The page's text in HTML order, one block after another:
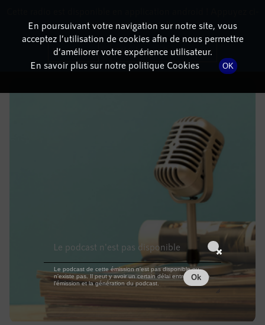
DÉTAILS DE L'ÉPISODE
21 mars 2022à 8h59, durée : Invalid date
En poursuivant votre navigation sur notre site, vous
acceptez l’utilisation de cookies afin de nous permettre
d’améliorer votre expérience utilisateur.
En savoir plus sur notre politique Cookies
OK
dessous pour l'installer.
Non merci Télécharger l'application
Le podcast n'est pas disponible
Le podcast de cette émission n'est pas disponible ou
n'existe pas. Il peut y avoir un certain délai entre la fin de
l'émission et la génération du podcast.
Ok